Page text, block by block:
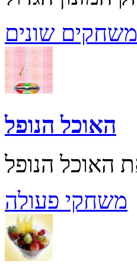
משחקים שונים
האוכל הנופל
משחקי פעולה